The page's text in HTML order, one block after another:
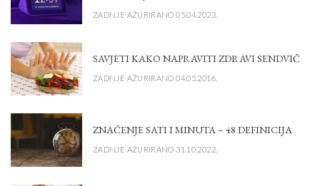
ZADNJE AŽURIRANO 05.04.2023.
SAVJETI KAKO NAPRAVITI ZDRAVI SENDVIČ
ZADNJE AŽURIRANO 04.05.2016.
ZNAČENJE SATI I MINUTA – 48 DEFINICIJA
ZADNJE AŽURIRANO 31.10.2022.